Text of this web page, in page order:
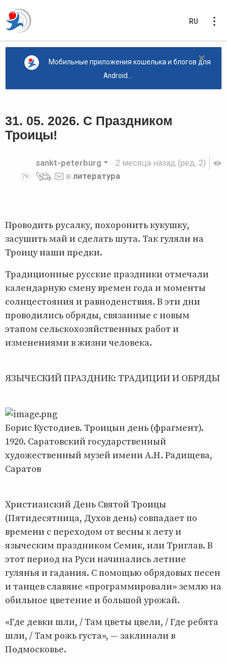
RU
×
Мобильные приложения кошелька и блогов для
Android...
31. 05. 2026. С Праздником
Троицы!
2 месяца назад (ред. 2)
79
sankt-peterburg
в литература
Проводить русалку, похоронить кукушку,
засушить май и сделать шута. Так гуляли на
Троицу наши предки.
Традиционные русские праздники отмечали
календарную смену времен года и моменты
солнцестояния и равноденствия. В эти дни
проводились обряды, связанные с новым
этапом сельскохозяйственных работ и
изменениями в жизни человека.
ЯЗЫЧЕСКИЙ ПРАЗДНИК: ТРАДИЦИИ И ОБРЯДЫ
Борис Кустодиев. Троицын день (фрагмент).
1920. Саратовский государственный
художественный музей имени А.Н. Радищева,
Саратов
Христианский День Святой Троицы
(Пятидесятница, Духов день) совпадает по
времени с переходом от весны к лету и
языческим праздником Семик, или Триглав. В
этот период на Руси начинались летние
гулянья и гадания. С помощью обрядовых песен
и танцев славяне «программировали» землю на
обильное цветение и большой урожай.
«Где девки шли, / Там цветы цвели, / Где ребята
шли, / Там рожь густа», — заклинали в
Подмосковье.